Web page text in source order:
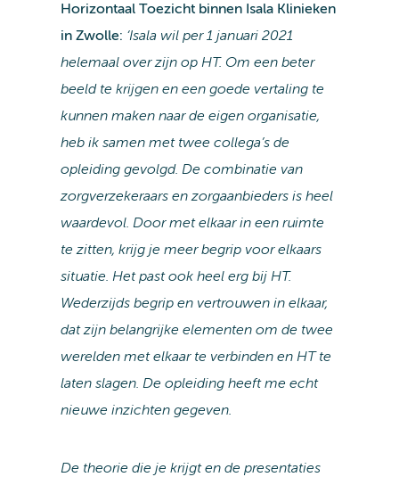
Horizontaal Toezicht binnen Isala Klinieken
in Zwolle: ‘Isala wil per 1 januari 2021
helemaal over zijn op HT. Om een beter
beeld te krijgen en een goede vertaling te
kunnen maken naar de eigen organisatie,
heb ik samen met twee collega’s de
opleiding gevolgd. De combinatie van
zorgverzekeraars en zorgaanbieders is heel
waardevol. Door met elkaar in een ruimte
te zitten, krijg je meer begrip voor elkaars
situatie. Het past ook heel erg bij HT.
Wederzijds begrip en vertrouwen in elkaar,
dat zijn belangrijke elementen om de twee
werelden met elkaar te verbinden en HT te
laten slagen. De opleiding heeft me echt
nieuwe inzichten gegeven.
De theorie die je krijgt en de presentaties